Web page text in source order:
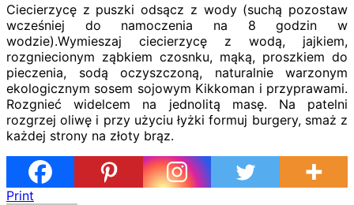
Ciecierzycę z puszki odsącz z wody (suchą pozostaw
wcześniej do namoczenia na 8 godzin w
wodzie).Wymieszaj ciecierzycę z wodą, jajkiem,
rozgniecionym ząbkiem czosnku, mąką, proszkiem do
pieczenia, sodą oczyszczoną, naturalnie warzonym
ekologicznym sosem sojowym Kikkoman i przyprawami.
Rozgnieć widelcem na jednolitą masę. Na patelni
rozgrzej oliwę i przy użyciu łyżki formuj burgery, smaż z
każdej strony na złoty brąz.
Print